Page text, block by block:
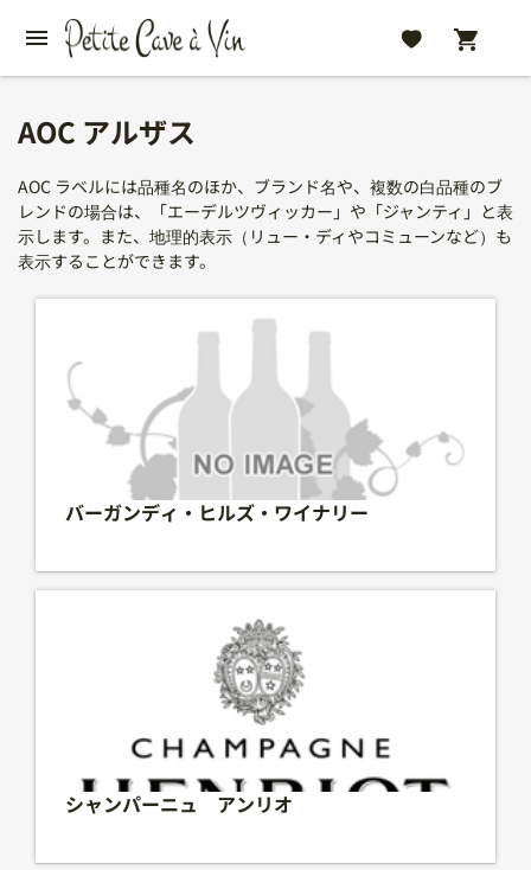
AOC アルザス
AOC ラベルには品種名のほか、ブランド名や、複数の白品種のブ
レンドの場合は、「エーデルツヴィッカー」や「ジャンティ」と表
示します。また、地理的表示（リュー・ディやコミューンなど）も
表示することができます。
バーガンディ・ヒルズ・ワイナリー
ワイナリー オート・コート・ドゥ・ニュイの中心に
あるニューワールドスタイルのワイナリー”バーガン
ディー・ヒルズ” は幼馴染の2人によるすこし危険な
賭けとも言える、高品質なワイン造りへの情熱を傾け
美しい風景・・・オート・コート・ドゥ・ニュイはデ
シャンパーニュ アンリオ